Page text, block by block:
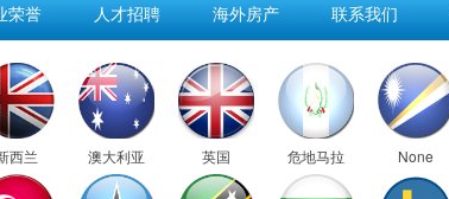
荣誉 人才招聘 海外房产 联系我们
西兰 澳大利亚 英国 危地马拉 None